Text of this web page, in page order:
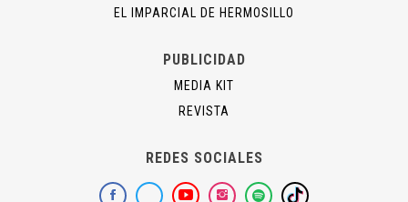
EL IMPARCIAL DE HERMOSILLO
PUBLICIDAD
MEDIA KIT
REVISTA
REDES SOCIALES